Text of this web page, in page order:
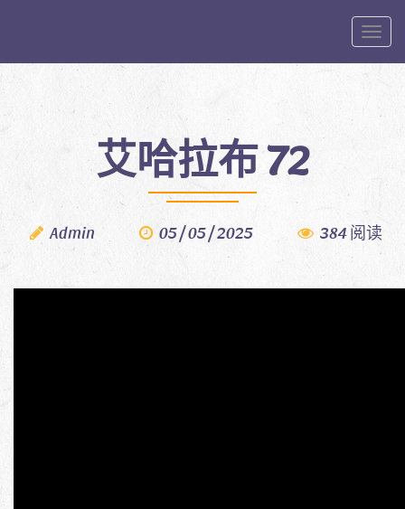
艾哈拉布 72
Admin 05 / 05 / 2025 384 阅读